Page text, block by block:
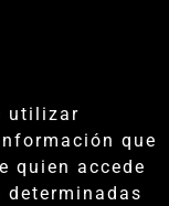
utilizar
que
quien accede